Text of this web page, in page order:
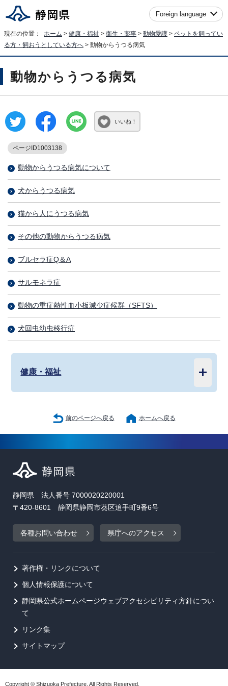
Foreign language
現在の位置： ホーム > 健康・福祉 > 衛生・薬事 > 動物愛護 > ペットを飼ってい
る方・飼おうとしている方へ > 動物からうつる病気
動物からうつる病気
いいね！
ページID1003138
動物からうつる病気について
犬からうつる病気
猫から人にうつる病気
その他の動物からうつる病気
ブルセラ症Q＆A
サルモネラ症
動物の重症熱性血小板減少症候群（SFTS）
犬回虫幼虫移行症
健康・福祉
前のページへ戻る ホームへ戻る
静岡県 法人番号 7000020220001
〒420-8601 静岡県静岡市葵区追手町9番6号
各種お問い合わせ 県庁へのアクセス
著作権・リンクについて
個人情報保護について
静岡県公式ホームページウェブアクセシビリティ方針につい
て
リンク集
サイトマップ
Copyright © Shizuoka Prefecture. All Rights Reserved.